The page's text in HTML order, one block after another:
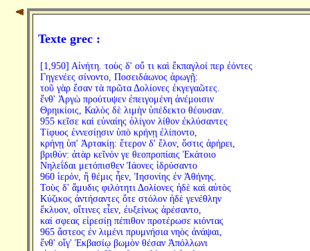
Texte grec :
[1,950] Αἰνήτη. τοὺς δ' οὔ τι καὶ ἔκπαγλοί περ ἐόντες
Γηγενέες σίνοντο, Ποσειδάωνος ἀρωγῇ:
τοῦ γὰρ ἔσαν τὰ πρῶτα Δολίονες ἐκγεγαῶτες.
ἔνθ' Ἀργὼ προύτυψεν ἐπειγομένη ἀνέμοισιν
Θρηικίοις, Καλὸς δὲ λιμὴν ὑπέδεκτο θέουσαν.
955 κεῖσε καὶ εὐναίης ὀλίγον λίθον ἐκλύσαντες
Τίφυος ἐννεσίῃσιν ὑπὸ κρήνῃ ἐλίποντο,
κρήνῃ ὑπ' Ἀρτακίῃ: ἕτερον δ' ἔλον, ὅστις ἀρήρει,
βριθύν: ἀτὰρ κεῖνόν γε θεοπροπίαις Ἑκάτοιο
Νηλεΐδαι μετόπισθεν Ἰάονες ἱδρύσαντο
960 ἱερόν, ἣ θέμις ἦεν, Ἰησονίης ἐν Ἀθήνης.
Τοὺς δ' ἄμυδις φιλότητι Δολίονες ἠδὲ καὶ αὐτὸς
Κύζικος ἀντήσαντες ὅτε στόλον ἠδὲ γενέθλην
ἔκλυον, οἵτινες εἶεν, ἐυξείνως ἀρέσαντο,
καί σφεας εἰρεσίῃ πέπιθον προτέρωσε κιόντας
965 ἄστεος ἐν λιμένι πρυμνήσια νηὸς ἀνάψαι,
ἔνθ' οἵγ' Ἐκβασίῳ βωμὸν θέσαν Ἀπόλλωνι